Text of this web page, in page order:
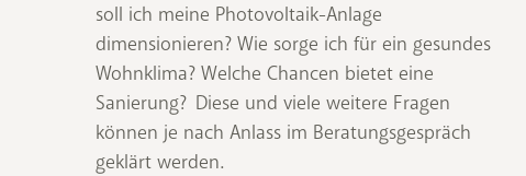
soll ich meine Photovoltaik-Anlage
dimensionieren? Wie sorge ich für ein gesundes
Wohnklima? Welche Chancen bietet eine
Sanierung? Diese und viele weitere Fragen
können je nach Anlass im Beratungsgespräch
geklärt werden.